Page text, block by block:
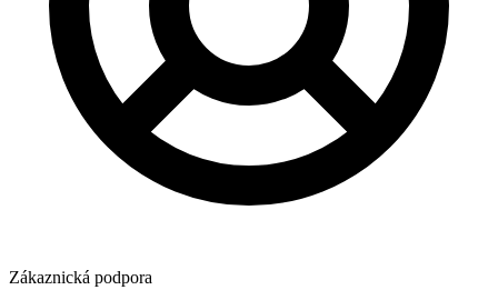
Zákaznická podpora